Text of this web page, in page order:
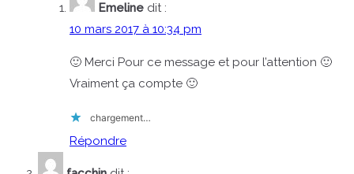
Emeline dit :
10 mars 2017 à 10:34 pm
🙂 Merci Pour ce message et pour l’attention 🙂
Vraiment ça compte 🙂
chargement…
Répondre